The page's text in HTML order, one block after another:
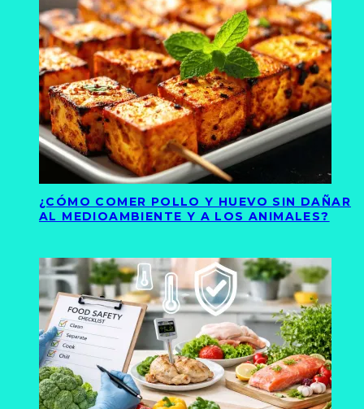
¿CÓMO COMER POLLO Y HUEVO SIN DAÑAR
AL MEDIOAMBIENTE Y A LOS ANIMALES?